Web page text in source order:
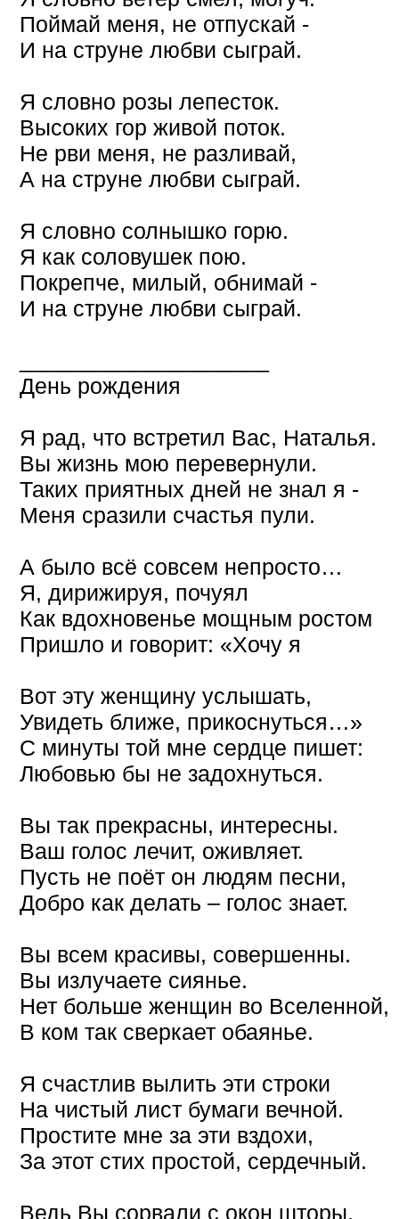
Поймай меня, не отпускай -
И на струне любви сыграй.
Я словно розы лепесток.
Высоких гор живой поток.
Не рви меня, не разливай,
А на струне любви сыграй.
Я словно солнышко горю.
Я как соловушек пою.
Покрепче, милый, обнимай -
И на струне любви сыграй.
День рождения
Я рад, что встретил Вас, Наталья.
Вы жизнь мою перевернули.
Таких приятных дней не знал я -
Меня сразили счастья пули.
А было всё совсем непросто…
Я, дирижируя, почуял
Как вдохновенье мощным ростом
Пришло и говорит: «Хочу я
Вот эту женщину услышать,
Увидеть ближе, прикоснуться…»
С минуты той мне сердце пишет:
Любовью бы не задохнуться.
Вы так прекрасны, интересны.
Ваш голос лечит, оживляет.
Пусть не поёт он людям песни,
Добро как делать – голос знает.
Вы всем красивы, совершенны.
Вы излучаете сиянье.
Нет больше женщин во Вселенной,
В ком так сверкает обаянье.
Я счастлив вылить эти строки
На чистый лист бумаги вечной.
Простите мне за эти вздохи,
За этот стих простой, сердечный.
Ведь Вы сорвали с окон шторы,